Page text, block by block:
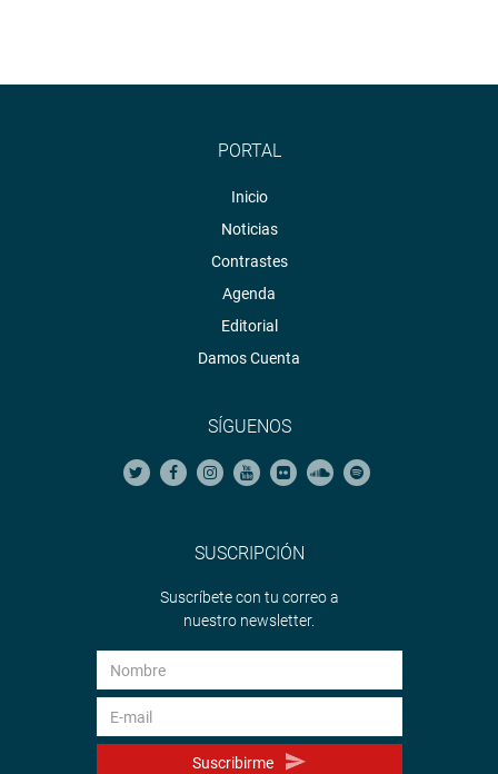
PORTAL
Inicio
Noticias
Contrastes
Agenda
Editorial
Damos Cuenta
SÍGUENOS
SUSCRIPCIÓN
Suscríbete con tu correo a
nuestro newsletter.
Suscribirme